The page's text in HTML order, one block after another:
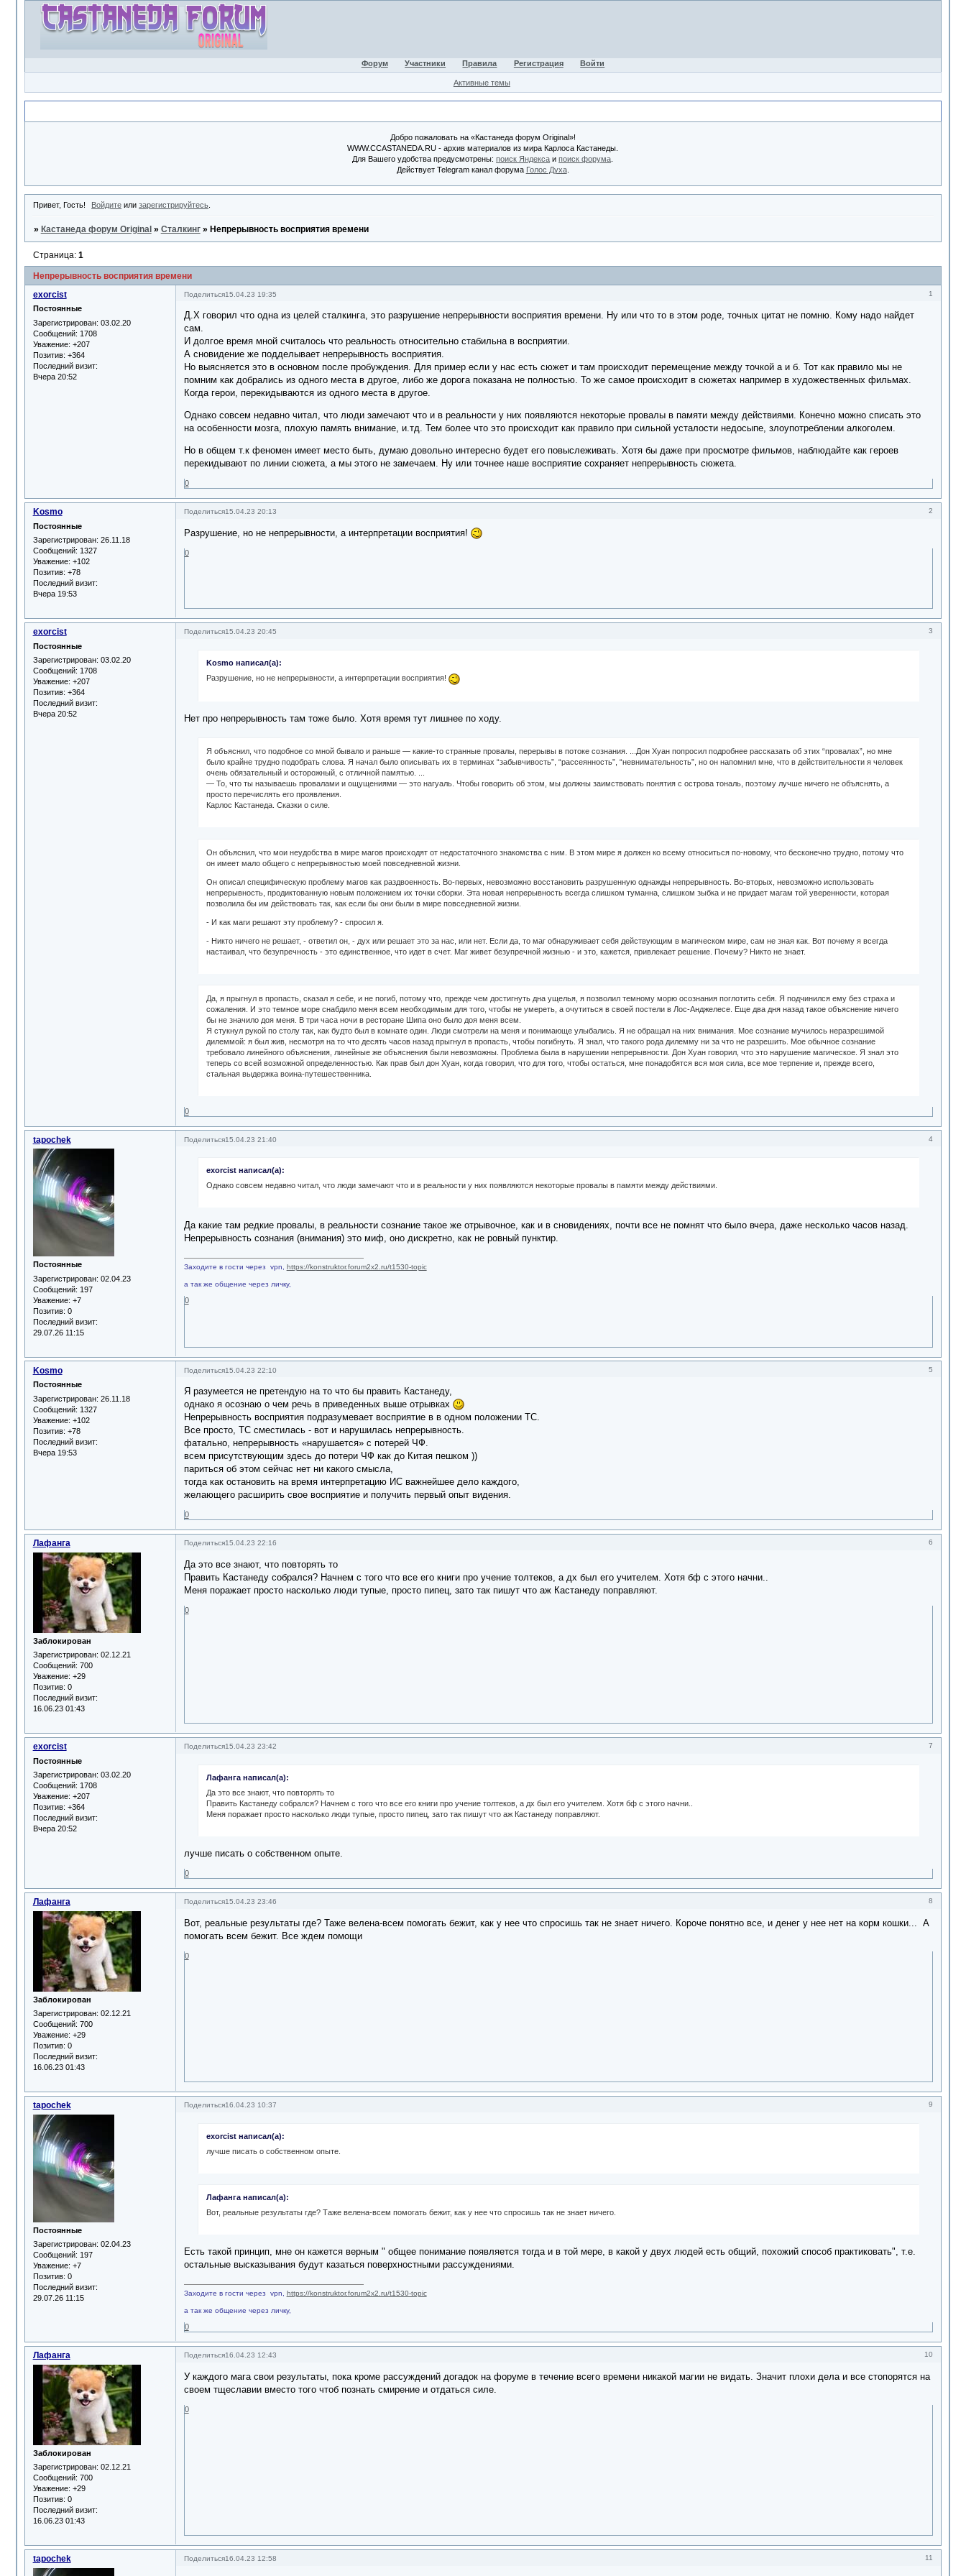
Форум Участники Правила Регистрация Войти
Активные темы
Добро пожаловать на «Кастанеда форум Original»!
WWW.CCASTANEDA.RU - архив материалов из мира Карлоса Кастанеды.
Для Вашего удобства предусмотрены:поиск Яндекса ипоиск форума
Действует Telegram канал форума Голос Духа.
Привет, Гость! Войдите илизарегистрируйтесь
» Кастанеда форум Original » Сталкинг » Непрерывность восприятия времени
Непрерывность восприятия времени
Страница: 1
Поделиться 1
15.04.23 19:35
exorcist
Постоянные
Зарегистрирован: 03.02.20
Сообщений: 1708
Уважение: +207
Позитив: +364
Последний визит:
Вчера 20:52
Д.Х говорил что одна из целей сталкинга, это разрушение непрерывности восприятия времени. Ну или что то в этом роде, точных цитат не помню. Кому надо найдет
сам.
И долгое время мной считалось что реальность относительно стабильна в восприятии.
А сновидение же подделывает непрерывность восприятия.
Но выясняется это в основном после пробуждения. Для пример если у нас есть сюжет и там происходит перемещение между точкой а и б. Тот как правило мы не
помним как добрались из одного места в другое, либо же дорога показана не полностью. То же самое происходит в сюжетах например в художественных фильмах.
Когда герои, перекидываются из одного места в другое.
Однако совсем недавно читал, что люди замечают что и в реальности у них появляются некоторые провалы в памяти между действиями. Конечно можно списать это
на особенности мозга, плохую память внимание, и.тд. Тем более что это происходит как правило при сильной усталости недосыпе, злоупотреблении алкоголем.
Но в общем т.к феномен имеет место быть, думаю довольно интересно будет его повыслеживать. Хотя бы даже при просмотре фильмов, наблюдайте как героев
перекидывают по линии сюжета, а мы этого не замечаем. Ну или точнее наше восприятие сохраняет непрерывность сюжета.
0
Поделиться 2
15.04.23 20:13
Kosmo
Постоянные
Зарегистрирован: 26.11.18
Сообщений: 1327
Уважение: +102
Позитив: +78
Последний визит:
Вчера 19:53
Разрушение, но не непрерывности, а интерпретации восприятия!
0
Поделиться 3
15.04.23 20:45
exorcist
Постоянные
Зарегистрирован: 03.02.20
Сообщений: 1708
Уважение: +207
Позитив: +364
Последний визит:
Вчера 20:52
Kosmo написал(а):
Разрушение, но не непрерывности, а интерпретации восприятия!
Нет про непрерывность там тоже было. Хотя время тут лишнее по ходу.
Я объяснил, что подобное со мной бывало и раньше — какие-то странные провалы, перерывы в потоке сознания. ...Дон Хуан попросил подробнее рассказать об этих “провалах”, но мне
было крайне трудно подобрать слова. Я начал было описывать их в терминах “забывчивость”, “рассеянность”, “невнимательность”, но он напомнил мне, что в действительности я человек
очень обязательный и осторожный, с отличной памятью. ...
— То, что ты называешь провалами и ощущениями — это нагуаль. Чтобы говорить об этом, мы должны заимствовать понятия с острова тональ, поэтому лучше ничего не объяснять, а
просто перечислять его проявления.
Карлос Кастанеда. Сказки о силе.
Он объяснил, что мои неудобства в мире магов происходят от недостаточного знакомства с ним. В этом мире я должен ко всему относиться по-новому, что бесконечно трудно, потому что
он имеет мало общего с непрерывностью моей повседневной жизни.
Он описал специфическую проблему магов как раздвоенность. Во-первых, невозможно восстановить разрушенную однажды непрерывность. Во-вторых, невозможно использовать
непрерывность, продиктованную новым положением их точки сборки. Эта новая непрерывность всегда слишком туманна, слишком зыбка и не придает магам той уверенности, которая
позволила бы им действовать так, как если бы они были в мире повседневной жизни.
- И как маги решают эту проблему? - спросил я.
- Никто ничего не решает, - ответил он, - дух или решает это за нас, или нет. Если да, то маг обнаруживает себя действующим в магическом мире, сам не зная как. Вот почему я всегда
настаивал, что безупречность - это единственное, что идет в счет. Маг живет безупречной жизнью - и это, кажется, привлекает решение. Почему? Никто не знает.
Да, я прыгнул в пропасть, сказал я себе, и не погиб, потому что, прежде чем достигнуть дна ущелья, я позволил темному морю осознания поглотить себя. Я подчинился ему без страха и
сожаления. И это темное море снабдило меня всем необходимым для того, чтобы не умереть, а очутиться в своей постели в Лос-Анджелесе. Еще два дня назад такое объяснение ничего
бы не значило доя меня. В три часа ночи в ресторане Шипа оно было доя меня всем.
Я стукнул рукой по столу так, как будто был в комнате один. Люди смотрели на меня и понимающе улыбались. Я не обращал на них внимания. Мое сознание мучилось неразрешимой
дилеммой: я был жив, несмотря на то что десять часов назад прыгнул в пропасть, чтобы погибнуть. Я знал, что такого рода дилемму ни за что не разрешить. Мое обычное сознание
требовало линейного объяснения, линейные же объяснения были невозможны. Проблема была в нарушении непрерывности. Дон Хуан говорил, что это нарушение магическое. Я знал это
теперь со всей возможной определенностью. Как прав был дон Хуан, когда говорил, что для того, чтобы остаться, мне понадобятся вся моя сила, все мое терпение и, прежде всего,
стальная выдержка воина-путешественника.
0
Поделиться 4
15.04.23 21:40
tapochek
Постоянные
Зарегистрирован: 02.04.23
Сообщений: 197
Уважение: +7
Позитив: 0
Последний визит:
29.07.26 11:15
exorcist написал(а):
Однако совсем недавно читал, что люди замечают что и в реальности у них появляются некоторые провалы в памяти между действиями.
Да какие там редкие провалы, в реальности сознание такое же отрывочное, как и в сновидениях, почти все не помнят что было вчера, даже несколько часов назад.
Непрерывность сознания (внимания) это миф, оно дискретно, как не ровный пунктир.
Заходите в гости через vpn, https://konstruktor.forum2x2.ru/t1530-topic
а так же общение через личку,
0
Поделиться 5
15.04.23 22:10
Kosmo
Постоянные
Зарегистрирован: 26.11.18
Сообщений: 1327
Уважение: +102
Позитив: +78
Последний визит:
Вчера 19:53
Я разумеется не претендую на то что бы править Кастанеду,
однако я осознаю о чем речь в приведенных выше отрывках
Непрерывность восприятия подразумевает восприятие в в одном положении ТС.
Все просто, ТС сместилась - вот и нарушилась непрерывность.
фатально, непрерывность «нарушается» с потерей ЧФ.
всем присутствующим здесь до потери ЧФ как до Китая пешком ))
париться об этом сейчас нет ни какого смысла,
тогда как остановить на время интерпретацию ИС важнейшее дело каждого,
желающего расширить свое восприятие и получить первый опыт видения.
0
Поделиться 6
15.04.23 22:16
Лафанга
Заблокирован
Зарегистрирован: 02.12.21
Сообщений: 700
Уважение: +29
Позитив: 0
Последний визит:
16.06.23 01:43
Да это все знают, что повторять то
Править Кастанеду собрался? Начнем с того что все его книги про учение толтеков, а дх был его учителем. Хотя бф с этого начни..
Меня поражает просто насколько люди тупые, просто пипец, зато так пишут что аж Кастанеду поправляют.
0
Поделиться 7
15.04.23 23:42
exorcist
Постоянные
Зарегистрирован: 03.02.20
Сообщений: 1708
Уважение: +207
Позитив: +364
Последний визит:
Вчера 20:52
Лафанга написал(а):
Да это все знают, что повторять то
Править Кастанеду собрался? Начнем с того что все его книги про учение толтеков, а дх был его учителем. Хотя бф с этого начни..
Меня поражает просто насколько люди тупые, просто пипец, зато так пишут что аж Кастанеду поправляют.
лучше писать о собственном опыте.
0
Поделиться 8
15.04.23 23:46
Лафанга
Заблокирован
Зарегистрирован: 02.12.21
Сообщений: 700
Уважение: +29
Позитив: 0
Последний визит:
16.06.23 01:43
Вот, реальные результаты где? Таже велена-всем помогать бежит, как у нее что спросишь так не знает ничего. Короче понятно все, и денег у нее нет на корм кошки... А
помогать всем бежит. Все ждем помощи
0
Поделиться 9
16.04.23 10:37
tapochek
Постоянные
Зарегистрирован: 02.04.23
Сообщений: 197
Уважение: +7
Позитив: 0
Последний визит:
29.07.26 11:15
exorcist написал(а):
лучше писать о собственном опыте.
Лафанга написал(а):
Вот, реальные результаты где? Таже велена-всем помогать бежит, как у нее что спросишь так не знает ничего.
Есть такой принцип, мне он кажется верным " общее понимание появляется тогда и в той мере, в какой у двух людей есть общий, похожий способ практиковать", т.е.
остальные высказывания будут казаться поверхностными рассуждениями.
Заходите в гости через vpn, https://konstruktor.forum2x2.ru/t1530-topic
а так же общение через личку,
0
Поделиться 10
16.04.23 12:43
Лафанга
Заблокирован
Зарегистрирован: 02.12.21
Сообщений: 700
Уважение: +29
Позитив: 0
Последний визит:
16.06.23 01:43
У каждого мага свои результаты, пока кроме рассуждений догадок на форуме в течение всего времени никакой магии не видать. Значит плохи дела и все стопорятся на
своем тщеславии вместо того чтоб познать смирение и отдаться силе.
0
Поделиться 11
16.04.23 12:58
tapochek